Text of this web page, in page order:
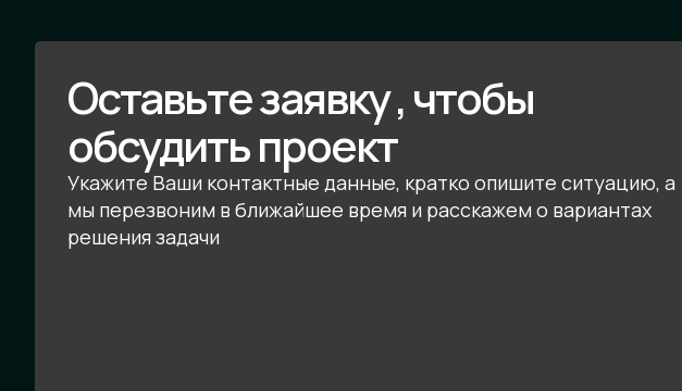
Оставьте заявку , чтобы
обсудить проект
Укажите Ваши контактные данные, кратко опишите ситуацию, а
мы перезвоним в ближайшее время и расскажем о вариантах
решения задачи